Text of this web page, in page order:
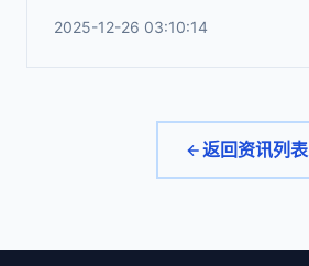
2025-12-26 03:10:14
返回资讯列表